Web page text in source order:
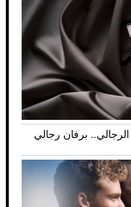
برفان رجالي